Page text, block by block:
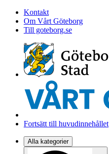
Kontakt
Om Vårt Göteborg
Till goteborg.se
Fortsätt till huvudinnehållet
Alla kategorier